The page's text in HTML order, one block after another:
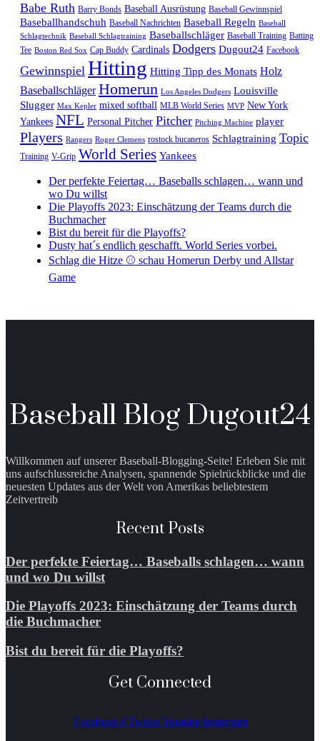
Babe Ruth Barry Bonds Baseball Ausrüstung Baseball Gewinnspiel
Baseballhandschuh Baseball Nachrichten Baseball Regeln Baseball
Schlagtechnik Baseball Schlagtraining Baseballschläger Baseball Training Batting
Tee Boston Red Sox Cap Buddy Cardinals Dodgers Dugout24 Facebook
Gewinnspiel Hitting Hitting Tipp des Monats Holz
Baseballschläger Homerun Los Angeles Dodgers Louisville
Slugger Max Kepler mixed softball MLB World Series MVP New York
Yankees NFL Personal Pitcher Pitcher Pitching Machine player
Players Rangers Roger Clemens rostock bucaneros Schlagtraining Topic
Training V-Grip World Series Yankees
Der perfekte Feiertag… Baseballs schlagen… wann und
wo Du willst
Die Playoffs 2023: Einschätzung der Teams durch die
Buchmacher
Bist du bereit für die Playoffs?
Dusty hat´s endlich geschafft. World Series vorbei.
Schlag die Hitze ⚾️ schau Homerun Derby und Allstar
Game
Baseball Blog Dugout24
Willkommen auf unserer Baseball-Blogging-Seite! Erleben Sie mit
uns aufschlussreiche Analysen, spannende Spielrückblicke und die
neuesten Updates aus der Welt von Amerikas beliebtestem
Zeitvertreib
Recent Posts
Der perfekte Feiertag… Baseballs schlagen… wann
und wo Du willst
Die Playoffs 2023: Einschätzung der Teams durch
die Buchmacher
Bist du bereit für die Playoffs?
Get Connected
Facebook-f Twitter Youtube Instagram